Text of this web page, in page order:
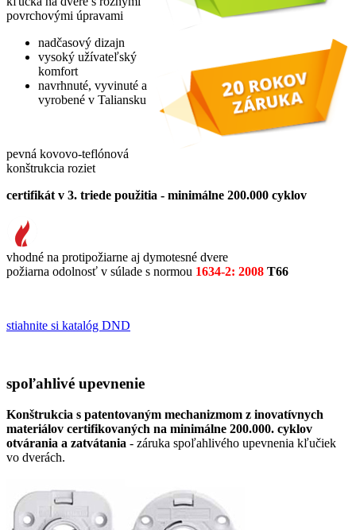
povrchovými úpravami
nadčasový dizajn
vysoký užívateľský
komfort
navrhnuté, vyvinuté a
vyrobené v Taliansku
pevná kovovo-teflónová
konštrukcia roziet
certifikát v 3. triede použitia - minimálne 200.000 cyklov
vhodné na protipožiarne aj dymotesné dvere
požiarna odolnosť v súlade s normou 1634-2: 2008 T66
stiahnite si katalóg DND
spoľahlivé upevnenie
Konštrukcia s patentovaným mechanizmom z inovatívnych
materiálov certifikovaných na minimálne 200.000. cyklov
otvárania a zatvátania - záruka spoľahlivého upevnenia kľučiek
vo dverách.